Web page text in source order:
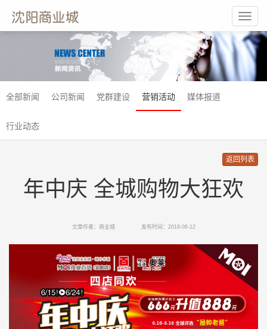
全部新闻 公司新闻 党群建设 营销活动 媒体报道
行业动态
返回列表
年中庆 全城购物大狂欢
文章作者：商业城 发布时间：2018-06-12